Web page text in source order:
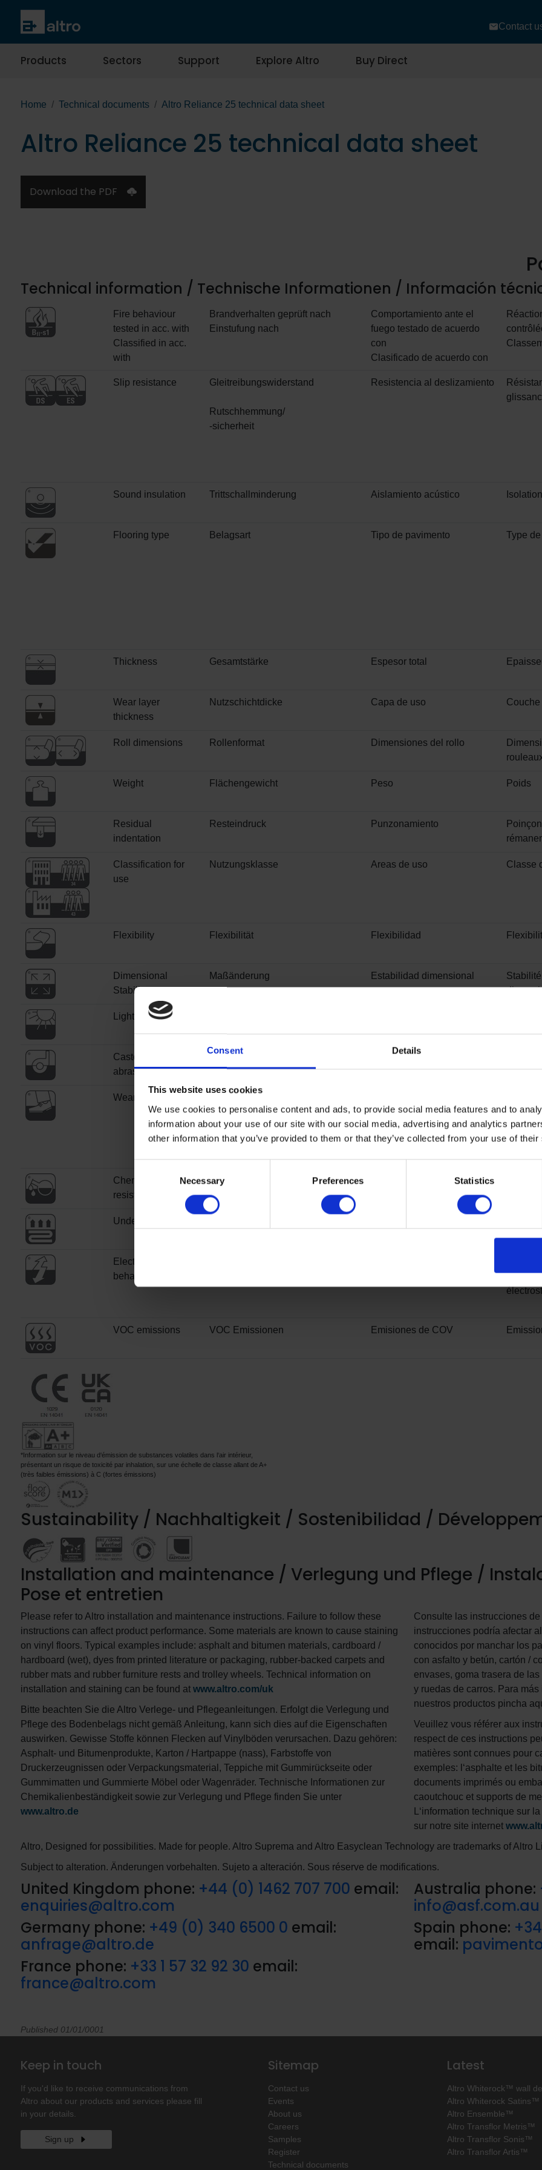
Consent Details
This website uses cookies
We use cookies to personalise content and ads, to provide social media features and to
information about your use of our site with our social media, advertising and analytics
other information that you’ve provided to them or that they’ve collected from your use of
Selection
Necessary Preferences Statistics
Contact
Products Sectors Support Explore Altro Buy Direct
Home Technical documents Altro Reliance 25 technical data sheet
Altro Reliance 25 technical data sheet
Download the PDF
Technical information / Technische Informationen / Información
Fire behaviour
tested in acc. with
Classified in acc.
with
Brandverhalten geprüft nach
Einstufung nach
Comportamiento ante el
fuego testado de acuerdo
con
Clasificado de acuerdo con
Slip resistance Gleitreibungswiderstand
Rutschhemmung/
-sicherheit
Resistencia al deslizamiento
Sound insulation Trittschallminderung Aislamiento acústico
Flooring type Belagsart Tipo de pavimento Type de
Thickness Gesamtstärke Espesor total
Wear layer
thickness
Nutzschichtdicke Capa de uso Couche
Roll dimensions Rollenformat Dimensiones del rollo
Weight Flächengewicht Peso Poids
Residual
indentation
Resteindruck Punzonamiento
Classification for
use
Nutzungsklasse Areas de uso Classe
Flexibility Flexibilität Flexibilidad
Dimensional
Stability
Maßänderung Estabilidad dimensional
Stabilité
Light fastness
Castor chair
abrasion
Stuhlrolleneignung Huellas de sillas de ruedas
chaise
Wear resistance
Chemical
resistance
Chemikalien-/Fleckenbeständigkeit
Resistencia a los productos
Under floor heating
Electrical
behaviours
charges
VOC emissions VOC Emissionen Emisiones de COV
*Information sur le niveau d‘émission de substances volatiles dans l‘air intérieur,
présentant un risque de toxicité par inhalation, sur une échelle de classe allant de A+
(très faibles émissions) à C (fortes émissions)
Sustainability / Nachhaltigkeit / Sostenibilidad /
Installation and maintenance / Verlegung und Pflege /
Pose et entretien
Please refer to Altro installation and maintenance instructions. Failure to follow these
instructions can affect product performance. Some materials are known to cause staining
on vinyl floors. Typical examples include: asphalt and bitumen materials, cardboard /
hardboard (wet), dyes from printed literature or packaging, rubber-backed carpets and
rubber mats and rubber furniture rests and trolley wheels. Technical information on
installation and staining can be found at www.altro.com/uk
Bitte beachten Sie die Altro Verlege- und Pflegeanleitungen. Erfolgt die Verlegung und
Pflege des Bodenbelags nicht gemäß Anleitung, kann sich dies auf die Eigenschaften
auswirken. Gewisse Stoffe können Flecken auf Vinylböden verursachen. Dazu gehören:
Asphalt- und Bitumenprodukte, Karton / Hartpappe (nass), Farbstoffe von
Druckerzeugnissen oder Verpackungsmaterial, Teppiche mit Gummirückseite oder
Gummimatten und Gummierte Möbel oder Wagenräder. Technische Informationen zur
Chemikalienbeständigkeit sowie zur Verlegung und Pflege finden Sie unter
www.altro.de
Consulte las instrucciones
instrucciones podría afectar
conocidos por manchar los
con asfalto y betún, cartón /
envases, goma trasera de
y ruedas de carros. Para
nuestros productos pincha
Veuillez vous référer aux
respect de ces instructions
matières sont connues pour
exemples: l‘asphalte et les
documents imprimés ou
caoutchouc et supports de
L‘information technique sur
sur notre site internet
Altro, Designed for possibilities. Made for people. Altro Suprema and Altro Easyclean Technology are trademarks of Altro
Subject to alteration. Änderungen vorbehalten. Sujeto a alteración. Sous réserve de modifications.
United Kingdom phone: +44 (0) 1462 707 700 email:
enquiries@altro.com
Germany phone: +49 (0) 340 6500 0 email:
anfrage@altro.de
France phone: +33 1 57 32 92 30 email:
france@altro.com
Australia phone:
info@asf.com.au
Spain phone:
email:
Published 01/01/0001
Keep in touch
If you'd like to receive communications from
Altro about our products and services please fill
in your details.
Sign up
Sitemap
Contact us
Events
About us
Careers
Samples
Register
Technical documents
Latest
Altro Whiterock™ wall
Altro Whiterock Satins™
Altro Ensemble™
Altro Transflor Metris™
Altro Transflor Sonis™
Altro Transflor Artis™